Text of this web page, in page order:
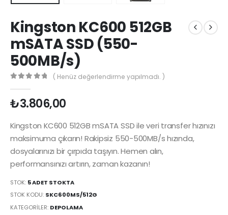
Kingston KC600 512GB
mSATA SSD (550-
500MB/s)
( Henüz değerlendirme yapılmadı. )
₺3.806,00
Kingston KC600 512GB mSATA SSD ile veri transfer hızınızı
maksimuma çıkarın! Rakipsiz 550-500MB/s hızında,
dosyalarınızı bir çırpıda taşıyın. Hemen alın,
performansınızı artırın, zaman kazanın!
STOK: 5 ADET STOKTA
STOK KODU: SKC600MS/512G
KATEGORILER: DEPOLAMA